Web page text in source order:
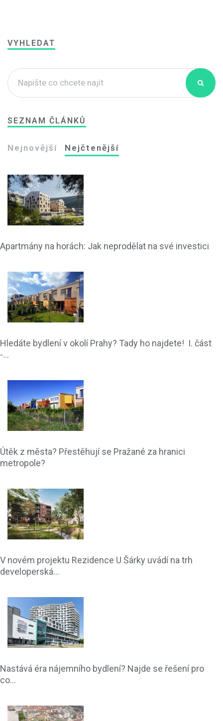
VYHLEDAT
SEZNAM ČLÁNKŮ
Nejnovější Nejčtenější
Apartmány na horách: Jak neprodělat na své investici
Hledáte bydlení v okolí Prahy? Tady ho najdete! I. část
-...
Útěk z města? Přestěhují se Pražané za hranici
metropole?
V novém projektu Rezidence U Šárky uvádí na trh
developerská...
Nastává éra nájemního bydlení? Najde se řešení pro
co...